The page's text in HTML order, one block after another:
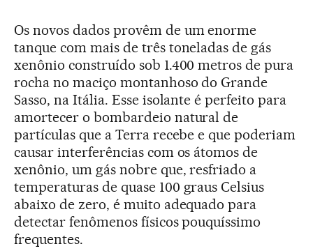
Os novos dados provêm de um enorme
tanque com mais de três toneladas de gás
xenônio construído sob 1.400 metros de pura
rocha no maciço montanhoso do Grande
Sasso, na Itália. Esse isolante é perfeito para
amortecer o bombardeio natural de
partículas que a Terra recebe e que poderiam
causar interferências com os átomos de
xenônio, um gás nobre que, resfriado a
temperaturas de quase 100 graus Celsius
abaixo de zero, é muito adequado para
detectar fenômenos físicos pouquíssimo
frequentes.